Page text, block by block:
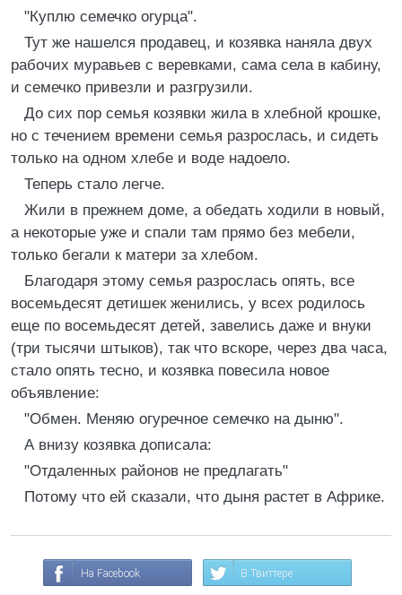
"Куплю семечко огурца".
Тут же нашелся продавец, и козявка наняла двух
рабочих муравьев с веревками, сама села в кабину,
и семечко привезли и разгрузили.
До сих пор семья козявки жила в хлебной крошке,
но с течением времени семья разрослась, и сидеть
только на одном хлебе и воде надоело.
Теперь стало легче.
Жили в прежнем доме, а обедать ходили в новый,
а некоторые уже и спали там прямо без мебели,
только бегали к матери за хлебом.
Благодаря этому семья разрослась опять, все
восемьдесят детишек женились, у всех родилось
еще по восемьдесят детей, завелись даже и внуки
(три тысячи штыков), так что вскоре, через два часа,
стало опять тесно, и козявка повесила новое
объявление:
"Обмен. Меняю огуречное семечко на дыню".
А внизу козявка дописала:
"Отдаленных районов не предлагать"
Потому что ей сказали, что дыня растет в Африке.
На Facebook В Твиттере